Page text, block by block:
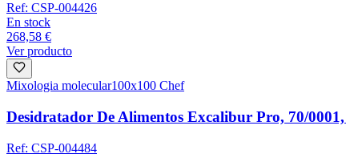
Ref: CSP-004426
En stock
268,58 €
Ver producto
Mixologia molecular100x100 Chef
Desidratador De Alimentos Excalibur Pro, 70/
Ref: CSP-004484